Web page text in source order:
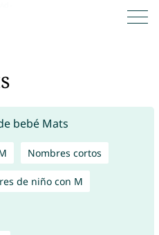
Nombres cortos
de niño con M